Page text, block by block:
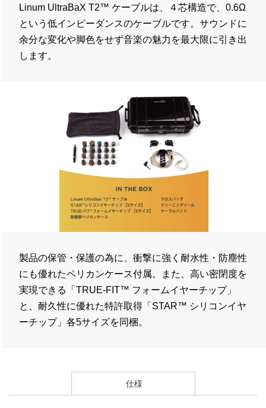
Linum UltraBaX T2™ ケーブルは、４芯構造で、0.6Ω
という低インピーダンスのケーブルです。サウンドに
余分な変化や脚色をせず音楽の魅力を最大限に引き出
します。
製品の保管・保護の為に、衝撃に強く耐水性・防塵性
にも優れたペリカンケース付属。また、高い密閉度を
実現できる「TRUE-FIT™ フォームイヤーチップ」
と、耐久性に優れた特許取得「STAR™ シリコンイヤ
ーチップ」各5サイズを同梱。
仕様